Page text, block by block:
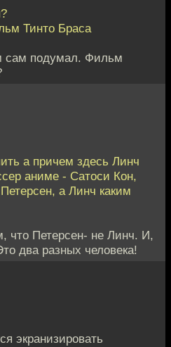
Тинто Браса
сам подумал. Фильм
а причем здесь Линч
аниме - Сатоси Кон,
а Линч каким
что Петерсен- не Линч. И,
два разных человека!
экранизировать